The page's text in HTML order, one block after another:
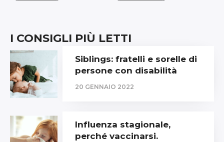
I CONSIGLI PIÙ LETTI
Siblings: fratelli e sorelle di
persone con disabilità
20 GENNAIO 2022
Influenza stagionale,
perché vaccinarsi.